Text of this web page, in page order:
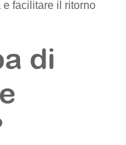
facilitare il ritorno
di